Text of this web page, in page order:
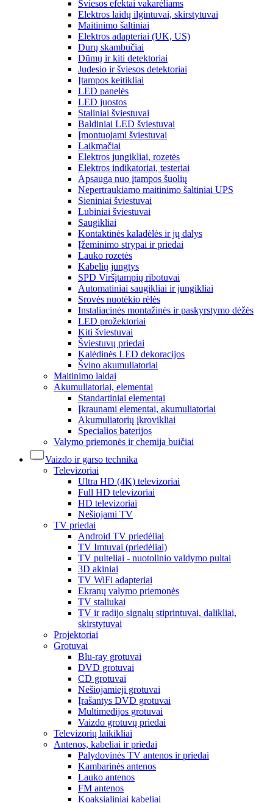
Šviesos efektai vakarėliams
Elektros laidų ilgintuvai, skirstytuvai
Maitinimo šaltiniai
Elektros adapteriai (UK, US)
Durų skambučiai
Dūmų ir kiti detektoriai
Judesio ir šviesos detektoriai
Įtampos keitikliai
LED panelės
LED juostos
Staliniai šviestuvai
Baldiniai LED šviestuvai
Įmontuojami šviestuvai
Laikmačiai
Elektros jungikliai, rozetės
Elektros indikatoriai, testeriai
Apsauga nuo įtampos šuolių
Nepertraukiamo maitinimo šaltiniai UPS
Sieniniai šviestuvai
Lubiniai šviestuvai
Saugikliai
Kontaktinės kaladėlės ir jų dalys
Įžeminimo strypai ir priedai
Lauko rozetės
Kabelių jungtys
SPD Viršįtampių ribotuvai
Automatiniai saugikliai ir jungikliai
Srovės nuotėkio rėlės
Instaliacinės montažinės ir paskyrstymo dėžės
LED prožektoriai
Kiti šviestuvai
Šviestuvų priedai
Kalėdinės LED dekoracijos
Švino akumuliatoriai
Maitinimo laidai
Akumuliatoriai, elementai
Standartiniai elementai
Įkraunami elementai, akumuliatoriai
Akumuliatorių įkrovikliai
Specialios baterijos
Valymo priemonės ir chemija buičiai
Vaizdo ir garso technika
Televizoriai
Ultra HD (4K) televizoriai
Full HD televizoriai
HD televizoriai
Nešiojami TV
TV priedai
Android TV priedėliai
TV Imtuvai (priedėliai)
TV pulteliai - nuotolinio valdymo pultai
3D akiniai
TV WiFi adapteriai
Ekranų valymo priemonės
TV staliukai
TV ir radijo signalų stiprintuvai, dalikliai,
skirstytuvai
Projektoriai
Grotuvai
Blu-ray grotuvai
DVD grotuvai
CD grotuvai
Nešiojamieji grotuvai
Įrašantys DVD grotuvai
Multimedijos grotuvai
Vaizdo grotuvų priedai
Televizorių laikikliai
Antenos, kabeliai ir priedai
Palydovinės TV antenos ir priedai
Kambarinės antenos
Lauko antenos
FM antenos
Koaksialiniai kabeliai